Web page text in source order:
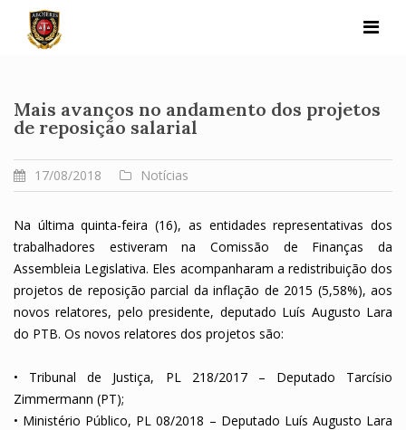
content
Mais avanços no andamento dos projetos
de reposição salarial
17/08/2018 Notícias
Na última quinta-feira (16), as entidades representativas dos
trabalhadores estiveram na Comissão de Finanças da
Assembleia Legislativa. Eles acompanharam a redistribuição dos
projetos de reposição parcial da inflação de 2015 (5,58%), aos
novos relatores, pelo presidente, deputado Luís Augusto Lara
do PTB. Os novos relatores dos projetos são:
•
Tribunal de Justiça, PL 218/2017 – Deputado Tarcísio
Zimmermann (PT);
• Ministério Público, PL 08/2018 – Deputado Luís Augusto Lara